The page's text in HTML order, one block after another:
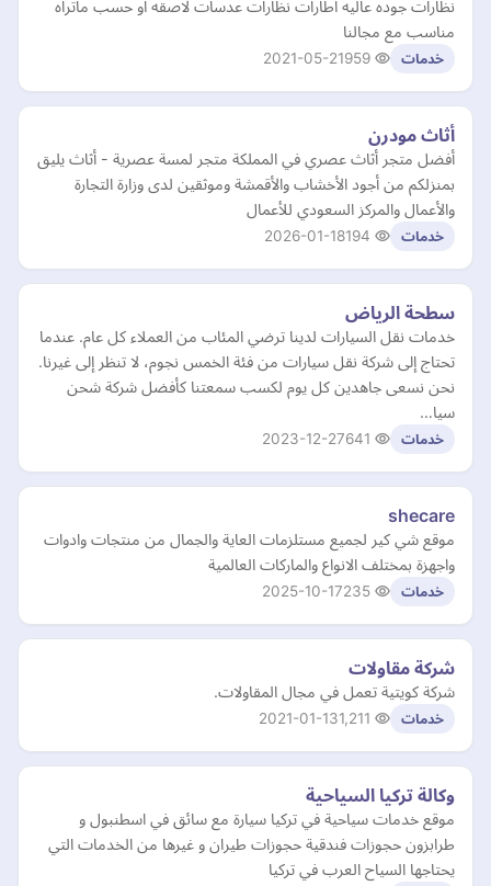
نظارات جوده عاليه اطارات نظارات عدسات لاصقه او حسب ماتراه
مناسب مع مجالنا
خدمات 2021-05-21
أثاث مودرن
أفضل متجر أثاث عصري في المملكة متجر لمسة عصرية - أثاث يليق
بمنزلكم من أجود الأخشاب والأقمشة وموثقين لدى وزارة التجارة
والأعمال والمركز السعودي للأعمال
خدمات 2026-01-18
سطحة الرياض
خدمات نقل السيارات لدينا ترضي المئاب من العملاء كل عام. عندما
تحتاج إلى شركة نقل سيارات من فئة الخمس نجوم، لا تنظر إلى غيرنا.
نحن نسعى جاهدين كل يوم لكسب سمعتنا كأفضل شركة شحن
سيا…
خدمات 2023-12-27
shecare
موقع شي كير لجميع مستلزمات العاية والجمال من منتجات وادوات
واجهزة بمختلف الانواع والماركات العالمية
خدمات 2025-10-17
شركة مقاولات
شركة كويتية تعمل في مجال المقاولات.
خدمات 2021-01-13
وكالة تركيا السياحية
موقع خدمات سياحية في تركيا سيارة مع سائق في اسطنبول و
طرابزون حجوزات فندقية حجوزات طيران و غيرها من الخدمات التي
يحتاجها السياح العرب في تركيا